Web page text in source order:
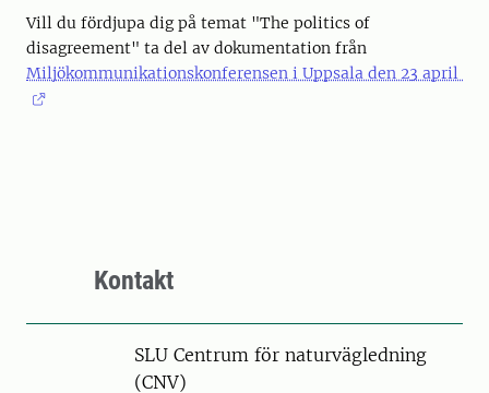
Vill du fördjupa dig på temat "The politics of
disagreement" ta del av dokumentation från
Miljökommunikationskonferensen i Uppsala den 23 april
Kontakt
SLU Centrum för naturvägledning
(CNV)